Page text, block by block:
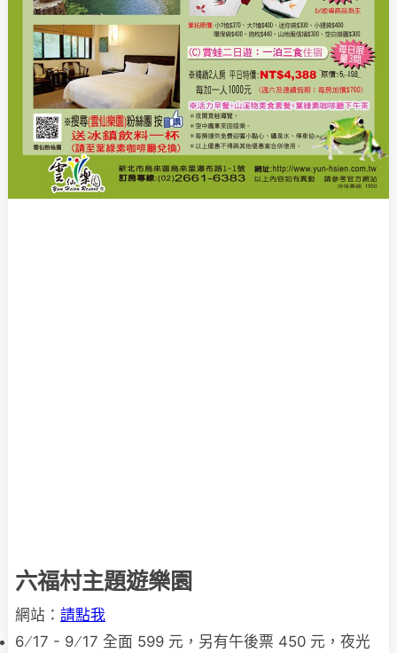
六福村主題遊樂園
網站： 請點我
6 ∕ 17 - 9 ∕ 17 全面 599 元，另有午後票 450 元，夜光